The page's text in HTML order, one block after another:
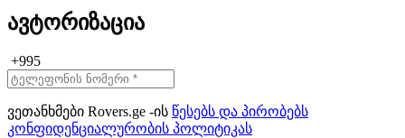
ავტორიზაცია
+995
ვეთანხმები Rovers.ge -ის წესებს და პირობებს
კონფიდენციალურობის პოლიტიკას